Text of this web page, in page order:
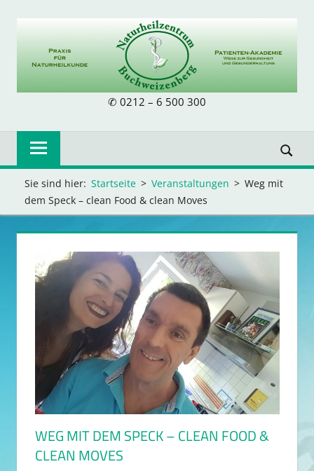
✆ 0212 – 6 500 300
Sie sind hier: Startseite Veranstaltungen
Weg mit
dem Speck – clean Food & clean Moves
WEG MIT DEM SPECK – CLEAN FOOD &
CLEAN MOVES